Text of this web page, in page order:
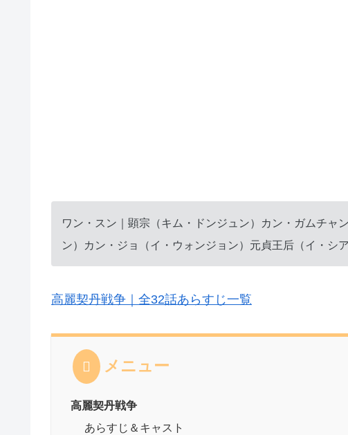
ワン・スン｜顕宗（キム・ドンジュン）カン・ガムチャ
ン）カン・ジョ（イ・ウォンジョン）元貞王后（イ・シ
高麗契丹戦争｜全32話あらすじ一覧
メニュー
高麗契丹戦争
あらすじ＆キャスト